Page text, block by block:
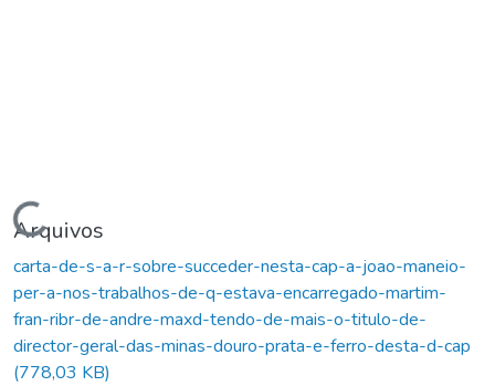
Carregando...
Arquivos
carta-de-s-a-r-sobre-succeder-nesta-cap-a-joao-maneio-
per-a-nos-trabalhos-de-q-estava-encarregado-martim-
fran-ribr-de-andre-maxd-tendo-de-mais-o-titulo-de-
director-geral-das-minas-douro-prata-e-ferro-desta-d-cap
(778,03 KB)